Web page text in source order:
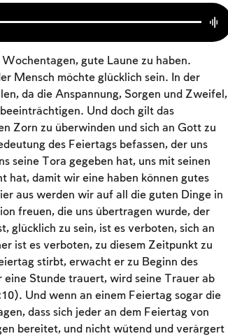
gute Laune zu haben.
Mensch möchte glücklich sein. In der
da die Anspannung, Sorgen und Zweifel,
Und doch gilt das
Zorn zu überwinden und sich an Gott zu
des Feiertags befassen, der uns
seine Tora gegeben hat, uns mit seinen
hat, damit wir eine haben können gutes
aus werden wir auf all die guten Dinge in
freuen, die uns übertragen wurde, der
glücklich zu sein, ist es verboten, sich an
ist es verboten, zu diesem Zeitpunkt zu
stirbt, erwacht er zu Beginn des
eine Stunde trauert, wird seine Trauer ab
Und wenn an einem Feiertag sogar die
dass sich jeder an dem Feiertag von
bereitet, und nicht wütend und verärgert
you'll need to create